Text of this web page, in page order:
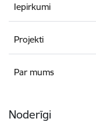
Iepirkumi
Projekti
Par mums
Noderīgi